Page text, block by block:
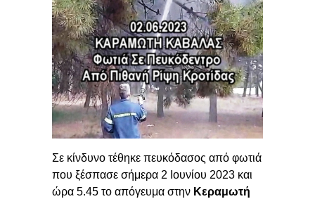
Σε κίνδυνο τέθηκε πευκόδασος από φωτιά
που ξέσπασε σήμερα 2 Ιουνίου 2023 και
ώρα 5.45 το απόγευμα στην Κεραμωτή